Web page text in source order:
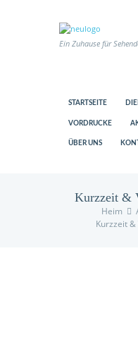
Ein Zuhause für
STARTSEITE
VORDRUCKE
ÜBER UNS
Kurzzeit &
Heim
Kurzzeit